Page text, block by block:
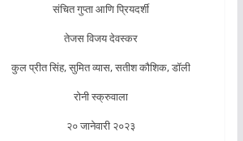
संचित गुप्ता आणि प्रियदर्शी
तेजस विजय देवस्कर
कुल प्रीत सिंह, सुमित व्यास, सतीश कौशिक, डॉली
रोनी स्क्रुवाला
२० जानेवारी २०२३